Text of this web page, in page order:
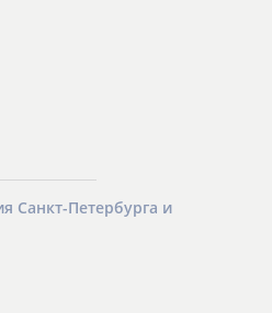
Санкт-Петербурга и